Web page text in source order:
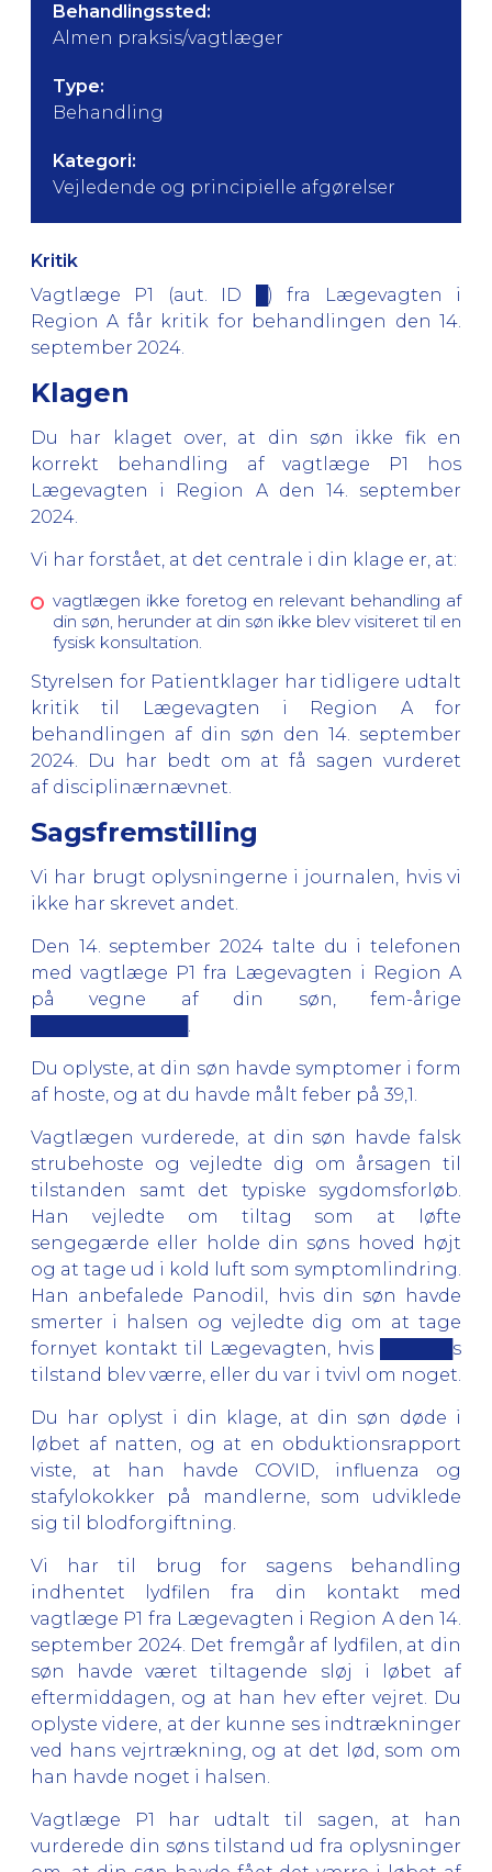
Behandlingssted:
Almen praksis/vagtlæger
Type:
Behandling
Kategori:
Vejledende og principielle afgørelser
Kritik
Vagtlæge P1 (aut. ID █) fra Lægevagten i
Region A får kritik for behandlingen den 14.
september 2024.
Klagen
Du har klaget over, at din søn ikke fik en
korrekt behandling af vagtlæge P1 hos
Lægevagten i Region A den 14. september
2024.
Vi har forstået, at det centrale i din klage er, at:
vagtlægen ikke foretog en relevant behandling af
din søn, herunder at din søn ikke blev visiteret til en
fysisk konsultation.
Styrelsen for Patientklager har tidligere udtalt
kritik til Lægevagten i Region A for
behandlingen af din søn den 14. september
2024. Du har bedt om at få sagen vurderet
af disciplinærnævnet.
Sagsfremstilling
Vi har brugt oplysningerne i journalen, hvis vi
ikke har skrevet andet.
Den 14. september 2024 talte du i telefonen
med vagtlæge P1 fra Lægevagten i Region A
på vegne af din søn, fem-årige
█████████████.
Du oplyste, at din søn havde symptomer i form
af hoste, og at du havde målt feber på 39,1.
Vagtlægen vurderede, at din søn havde falsk
strubehoste og vejledte dig om årsagen til
tilstanden samt det typiske sygdomsforløb.
Han vejledte om tiltag som at løfte
sengegærde eller holde din søns hoved højt
og at tage ud i kold luft som symptomlindring.
Han anbefalede Panodil, hvis din søn havde
smerter i halsen og vejledte dig om at tage
fornyet kontakt til Lægevagten, hvis ██████s
tilstand blev værre, eller du var i tvivl om noget.
Du har oplyst i din klage, at din søn døde i
løbet af natten, og at en obduktionsrapport
viste, at han havde COVID, influenza og
stafylokokker på mandlerne, som udviklede
sig til blodforgiftning.
Vi har til brug for sagens behandling
indhentet lydfilen fra din kontakt med
vagtlæge P1 fra Lægevagten i Region A den 14.
september 2024. Det fremgår af lydfilen, at din
søn havde været tiltagende sløj i løbet af
eftermiddagen, og at han hev efter vejret. Du
oplyste videre, at der kunne ses indtrækninger
ved hans vejrtrækning, og at det lød, som om
han havde noget i halsen.
Vagtlæge P1 har udtalt til sagen, at han
vurderede din søns tilstand ud fra oplysninger